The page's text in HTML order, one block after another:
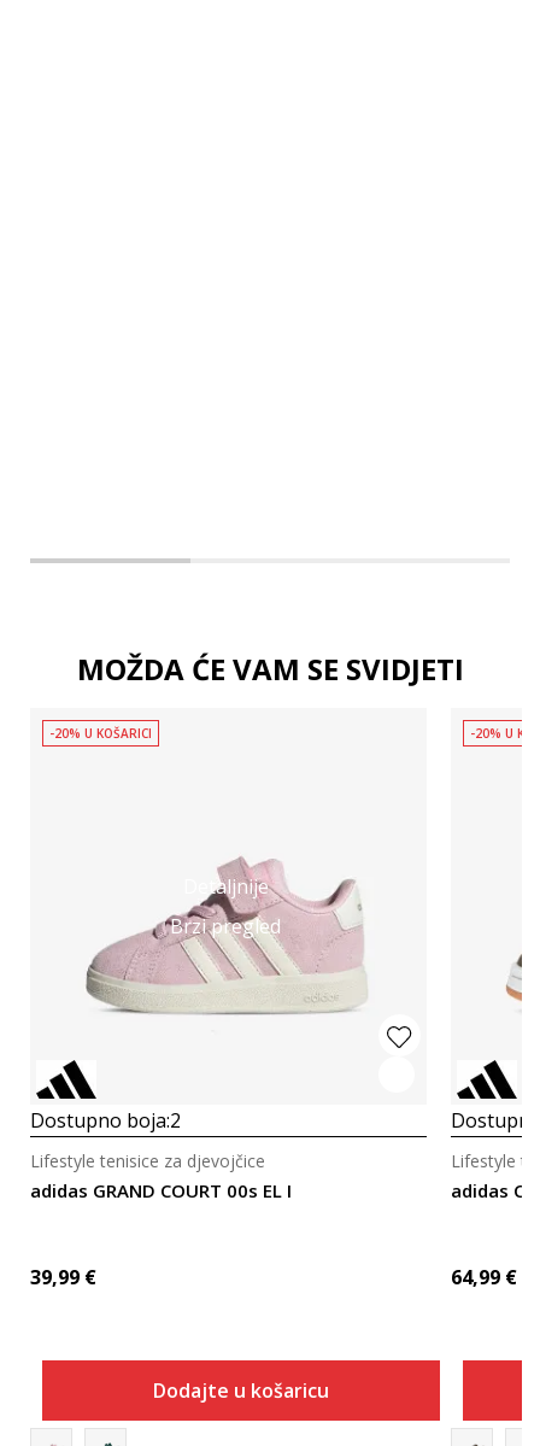
MOŽDA ĆE VAM SE SVIDJETI
Detaljnije
Brzi pregled
-20% U KOŠARICI
Dostupno boja:2
adidas GRAND COURT 00s EL I
Lifestyle tenisice za djevojčice
39,99 €
Dodajte u košaricu
-20% U
adidas
Lifestyle
64,99 €